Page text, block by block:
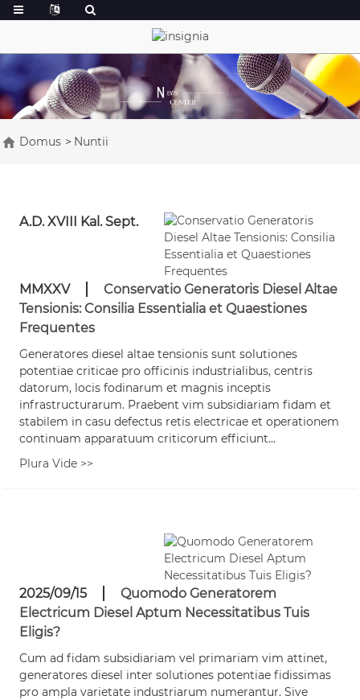
Domus Nuntii
A.D. XVIII Kal. Sept.
MMXXV
Conservatio Generatoris Diesel Altae
Tensionis: Consilia Essentialia et Quaestiones
Frequentes
Generatores diesel altae tensionis sunt solutiones
potentiae criticae pro officinis industrialibus, centris
datorum, locis fodinarum et magnis inceptis
infrastructurarum. Praebent vim subsidiariam fidam et
stabilem in casu defectus retis electricae et operationem
continuam apparatuum criticorum efficiunt...
Plura Vide >>
2025/09/15
Quomodo Generatorem
Electricum Diesel Aptum Necessitatibus Tuis
Eligis?
Cum ad fidam subsidiariam vel primariam vim attinet,
generatores diesel inter solutiones potentiae fidissimas
pro ampla varietate industriarum numerantur. Sive